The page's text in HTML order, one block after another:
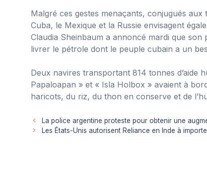
Malgré ces gestes menaçants, conjugués
Cuba, le Mexique et la Russie envisagent
Claudia Sheinbaum a annoncé mardi que
livrer le pétrole dont le peuple cubain a un
Deux navires transportant 814 tonnes d’aide
Papaloapan » et « Isla Holbox » avaient à
haricots, du riz, du thon en conserve et de
La police argentine proteste pour obtenir une
Les États-Unis autorisent Reliance en Inde à